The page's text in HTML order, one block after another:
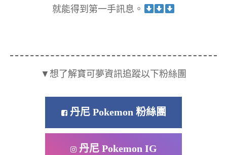
就能得到第一手訊息。
▼想了解寶可夢資訊追蹤以下粉絲團
丹尼 Pokemon 粉絲團
丹尼 Pokemon IG